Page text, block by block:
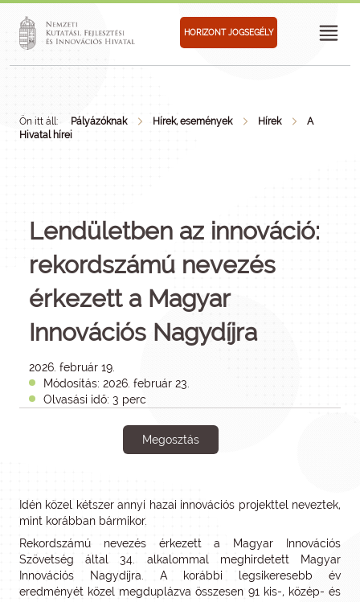
HORIZONT JOGSEGÉLY
Ön itt áll: Pályázóknak Hírek, események Hírek
A
Hivatal hírei
Lendületben az innováció:
rekordszámú nevezés
érkezett a Magyar
Innovációs Nagydíjra
2026. február 19.
Módosítás: 2026. február 23.
Olvasási idő: 3 perc
Megosztás
Idén közel kétszer annyi hazai innovációs projekttel neveztek,
mint korábban bármikor.
Rekordszámú nevezés érkezett a Magyar Innovációs
Szövetség által 34. alkalommal meghirdetett Magyar
Innovációs Nagydíjra. A korábbi legsikeresebb év
eredményét közel megduplázva összesen 91 kis-, közép- és